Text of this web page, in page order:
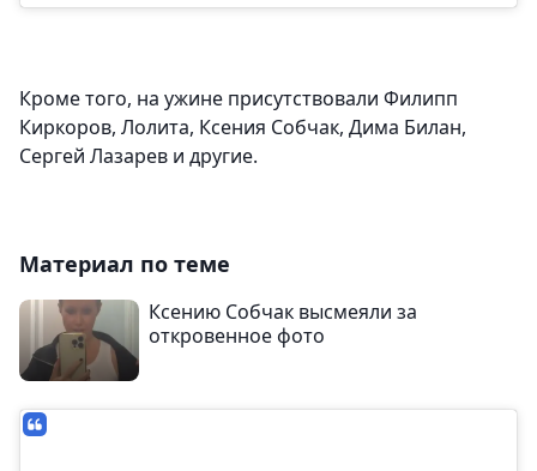
Кроме того, на ужине присутствовали Филипп
Киркоров, Лолита, Ксения Собчак, Дима Билан,
Сергей Лазарев и другие.
Материал по теме
Ксению Собчак высмеяли за
откровенное фото